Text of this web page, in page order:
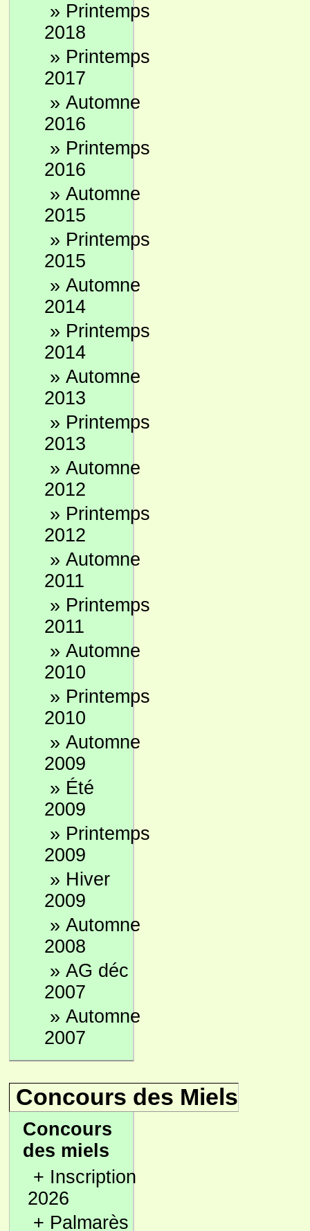
» Printemps
2018
» Printemps
2017
» Automne
2016
» Printemps
2016
» Automne
2015
» Printemps
2015
» Automne
2014
» Printemps
2014
» Automne
2013
» Printemps
2013
» Automne
2012
» Printemps
2012
» Automne
2011
» Printemps
2011
» Automne
2010
» Printemps
2010
» Automne
2009
» Été
2009
» Printemps
2009
» Hiver
2009
» Automne
2008
» AG déc
2007
» Automne
2007
Concours des Miels
Concours
des miels
+ Inscription
2026
+ Palmarès